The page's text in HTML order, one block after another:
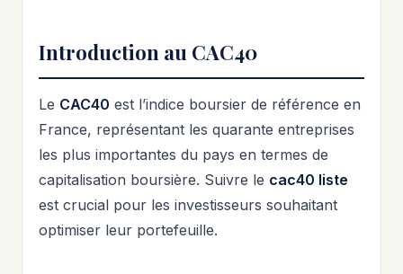
Introduction au CAC40
Le CAC40 est l’indice boursier de référence en
France, représentant les quarante entreprises
les plus importantes du pays en termes de
capitalisation boursière. Suivre le cac40 liste
est crucial pour les investisseurs souhaitant
optimiser leur portefeuille.